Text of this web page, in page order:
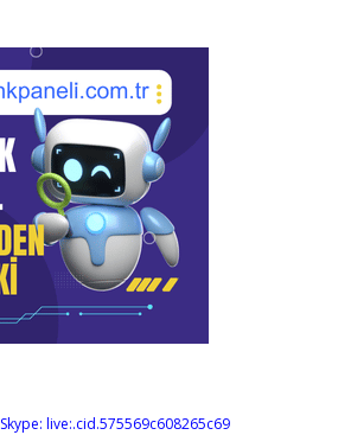
Skype: live:.cid.575569c608265c69